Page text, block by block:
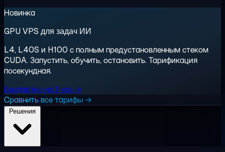
Новинка
GPU VPS для задач ИИ
L4, L40S и H100 с полным предустановленным стеком
CUDA. Запустить, обучить, остановить. Тарификация
посекундная.
Бесплатно на 1 час →
Сравнить все тарифы →